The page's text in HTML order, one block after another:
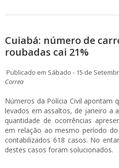
Cuiabá: número de
roubadas cai 21%
Publicado em Sábado - 15 de
Correa
Números da Polícia Civil apontam
levados em assaltos, de janeiro a
quantidade de ocorrências
em relação ao mesmo período
contabilizados 618 casos. No
destes casos foram solucionados.